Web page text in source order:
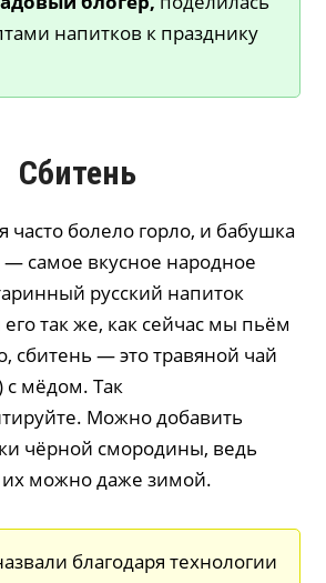
напитков к празднику
Сбитень
часто болело горло, и бабушка
— самое вкусное народное
русский напиток
так же, как сейчас мы пьём
сбитень — это травяной чай
с мёдом. Так
Можно добавить
чёрной смородины, ведь
их можно даже зимой.
благодаря технологии